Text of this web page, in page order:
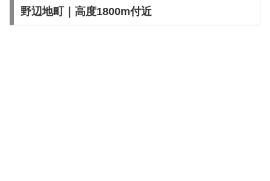
野辺地町｜高度1800m付近